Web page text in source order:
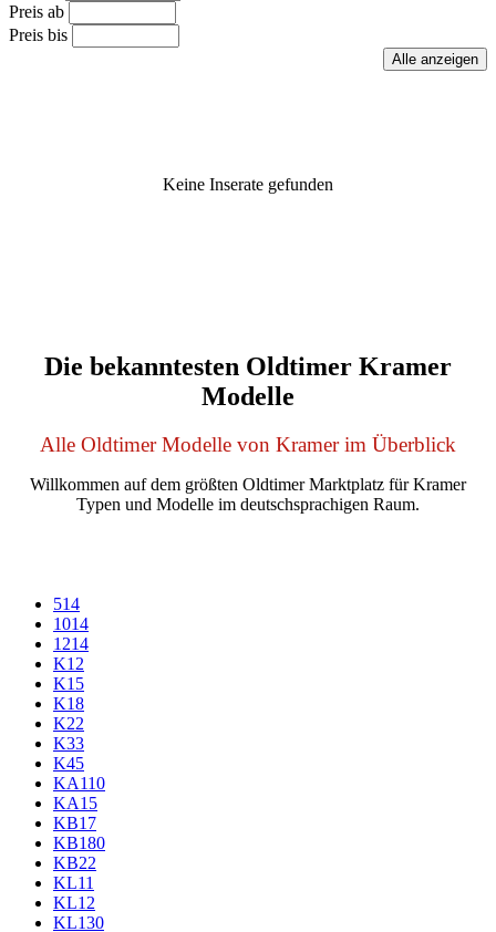
Preis ab
Preis bis
Keine Inserate gefunden
Die bekanntesten Oldtimer Kramer
Modelle
Alle Oldtimer Modelle von Kramer im Überblick
Willkommen auf dem größten Oldtimer Marktplatz für Kramer
Typen und Modelle im deutschsprachigen Raum.
514
1014
1214
K12
K15
K18
K22
K33
K45
KA110
KA15
KB17
KB180
KB22
KL11
KL12
KL130